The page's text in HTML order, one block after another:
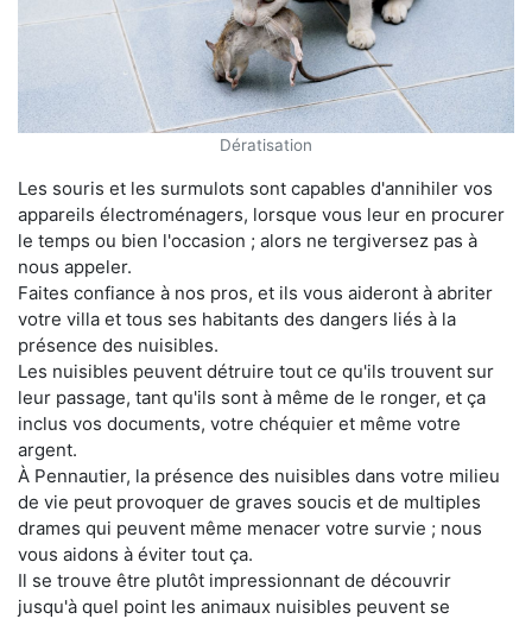
Dératisation
Les souris et les surmulots sont capables d'annihiler vos
appareils électroménagers, lorsque vous leur en procurer
le temps ou bien l'occasion ; alors ne tergiversez pas à
nous appeler.
Faites confiance à nos pros, et ils vous aideront à abriter
votre villa et tous ses habitants des dangers liés à la
présence des nuisibles.
Les nuisibles peuvent détruire tout ce qu'ils trouvent sur
leur passage, tant qu'ils sont à même de le ronger, et ça
inclus vos documents, votre chéquier et même votre
argent.
À Pennautier, la présence des nuisibles dans votre milieu
de vie peut provoquer de graves soucis et de multiples
drames qui peuvent même menacer votre survie ; nous
vous aidons à éviter tout ça.
Il se trouve être plutôt impressionnant de découvrir
jusqu'à quel point les animaux nuisibles peuvent se